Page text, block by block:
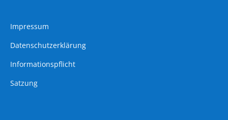
Impressum
Datenschutzerklärung
Informationspflicht
Satzung